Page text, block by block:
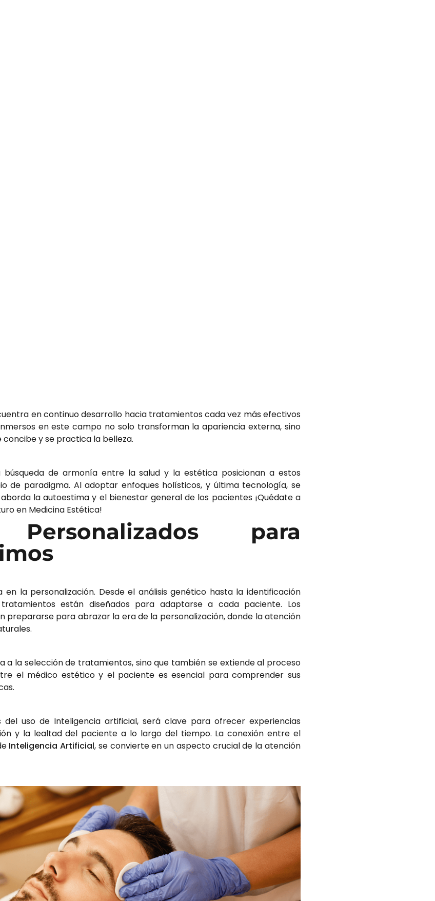
en continuo desarrollo hacia tratamientos cada vez más efectivos
en este campo no solo transforman la apariencia externa, sino
y se practica la belleza.
de armonía entre la salud y la estética posicionan a estos
de paradigma. Al adoptar enfoques holísticos, y última tecnología, se
la autoestima y el bienestar general de los pacientes ¡Quédate a
en Medicina Estética!
Personalizados para
la personalización. Desde el análisis genético hasta la identificación
están diseñados para adaptarse a cada paciente. Los
prepararse para abrazar la era de la personalización, donde la atención
a la selección de tratamientos, sino que también se extiende al proceso
el médico estético y el paciente es esencial para comprender sus
uso de Inteligencia artificial, será clave para ofrecer experiencias
y la lealtad del paciente a lo largo del tiempo. La conexión entre el
Inteligencia Artificial, se convierte en un aspecto crucial de la atención